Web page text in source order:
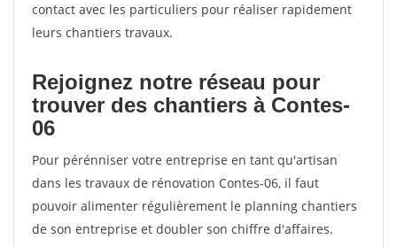
contact avec les particuliers pour réaliser rapidement
leurs chantiers travaux.
Rejoignez notre réseau pour
trouver des chantiers à Contes-
06
Pour pérénniser votre entreprise en tant qu'artisan
dans les travaux de rénovation Contes-06, il faut
pouvoir alimenter régulièrement le planning chantiers
de son entreprise et doubler son chiffre d'affaires.